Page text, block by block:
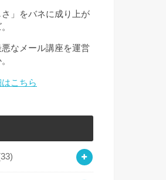
さ」をバネに成り上が
なメール講座を運営
こちら